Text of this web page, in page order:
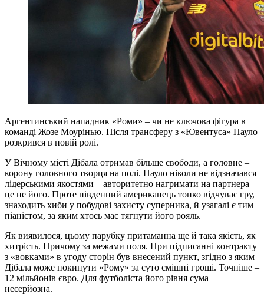
Аргентинський нападник «Роми» – чи не ключова фігура в
команді Жозе Моурінью. Після трансферу з «Ювентуса» Пауло
розкрився в новій ролі.
У Вічному місті Дібала отримав більше свободи, а головне –
корону головного творця на полі. Пауло ніколи не відзначався
лідерськими якостями – авторитетно нагримати на партнера
це не його. Проте південний американець тонко відчуває гру,
знаходить хиби у побудові захисту суперника, й узагалі є тим
піаністом, за яким хтось має тягнути його рояль.
Як виявилося, цьому парубку притаманна ще й така якість, як
хитрість. Причому за межами поля. При підписанні контракту
з «вовками» в угоду сторін був внесений пункт, згідно з яким
Дібала може покинути «Рому» за суто смішні гроші. Точніше –
12 мільйонів євро. Для футболіста його рівня сума
несерйозна.